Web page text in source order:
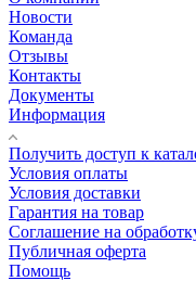
Новости
Команда
Отзывы
Контакты
Документы
Информация
Получить доступ к
Условия оплаты
Условия доставки
Гарантия на товар
Соглашение на
Публичная оферта
Помощь